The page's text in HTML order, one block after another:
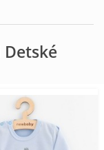
Detské